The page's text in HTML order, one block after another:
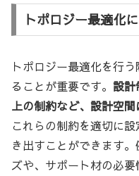
トポロジー最適化
トポロジー最適化を行
ることが重要です。 設計
上の制約など、設計空間
これらの制約を適切に
き出すことができます
ズや、サポート材の必